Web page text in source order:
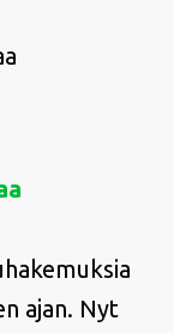
ajan. Nyt